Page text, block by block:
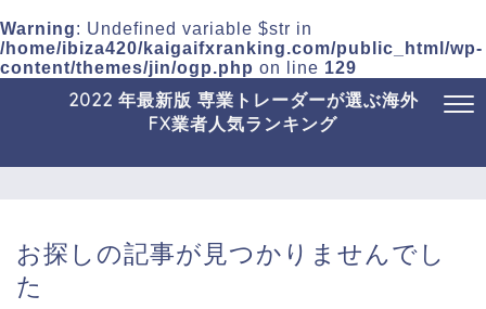
Warning: Undefined variable $str in
/home/ibiza420/kaigaifxranking.com/public_html/wp-
content/themes/jin/ogp.php on line 129
2022 年最新版 専業トレーダーが選ぶ海外
FX業者人気ランキング
お探しの記事が見つかりませんでし
た